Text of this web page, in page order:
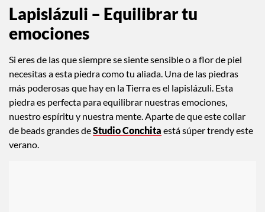
Lapislázuli – Equilibrar tu
emociones
Si eres de las que siempre se siente sensible o a flor de piel
necesitas a esta piedra como tu aliada. Una de las piedras
más poderosas que hay en la Tierra es el lapislázuli. Esta
piedra es perfecta para equilibrar nuestras emociones,
nuestro espíritu y nuestra mente. Aparte de que este collar
de beads grandes deStudio Conchita está súper trendy este
verano.